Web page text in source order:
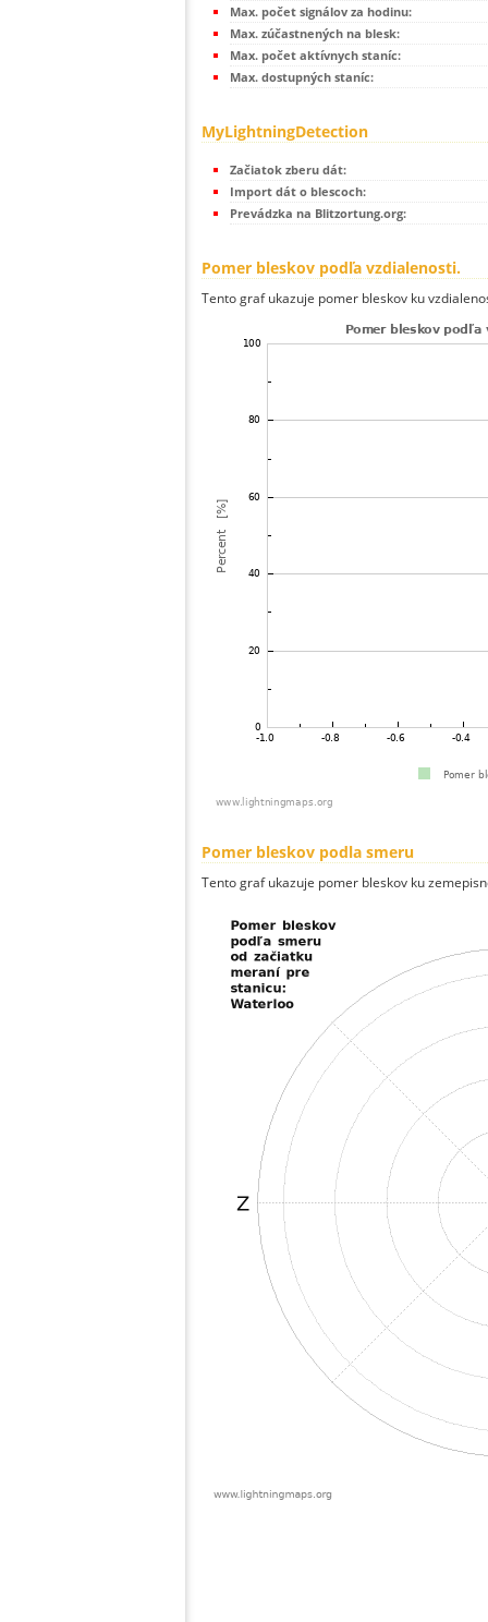
Max. počet signálov za hodinu:
Max. zúčastnených na blesk:
Max. počet aktívnych staníc:
Max. dostupných staníc:
MyLightningDetection
Začiatok zberu dát:
Import dát o blescoch:
Prevádzka na Blitzortung.org:
Pomer bleskov podľa vzdialenosti.
Tento graf ukazuje pomer bleskov ku
Pomer bleskov podla smeru
Tento graf ukazuje pomer bleskov ku